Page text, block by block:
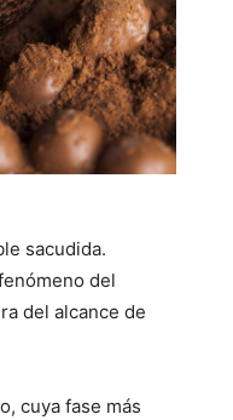
sacudida.
del
del alcance de
cuya fase más